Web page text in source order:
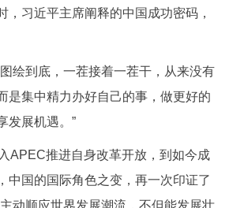
，习近平主席阐释的中国成功密码，
绘到底，一茬接着一茬干，从来没有
是集中精力办好自己的事，做更好的
发展机遇。”
APEC推进自身改革开放，到如今成
中国的国际角色之变，再一次印证了
动顺应世界发展潮流，不但能发展壮